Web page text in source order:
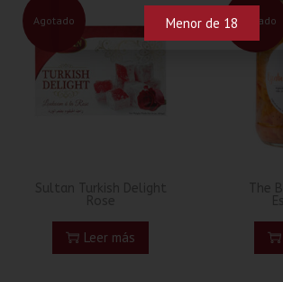
Agotado
Leer más
Agotado
Menor de 18